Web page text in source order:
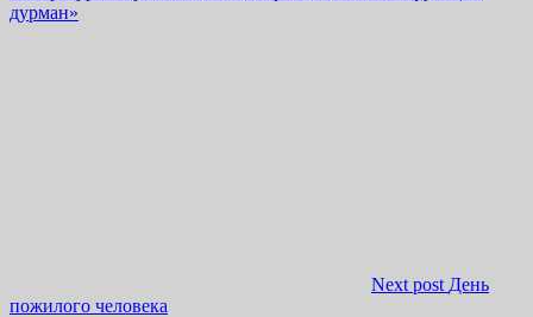
дурман»
Next post День
пожилого человека